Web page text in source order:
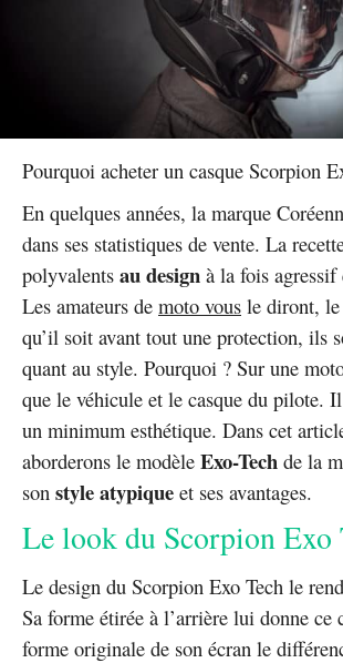
Pourquoi acheter un casque Scorpion
En quelques années, la marque
dans ses statistiques de vente. La
polyvalents au design à la fois agressif
Les amateurs de moto vous le diront, le
qu’il soit avant tout une protection, ils
quant au style. Pourquoi ? Sur une
que le véhicule et le casque du pilote.
un minimum esthétique. Dans cet
aborderons le modèle Exo-Tech de la
son style atypique et ses avantages.
Le look du Scorpion Exo
Le design du Scorpion Exo Tech le
Sa forme étirée à l’arrière lui donne ce
forme originale de son écran le